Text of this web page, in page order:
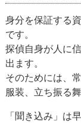
身分を保証する
です。
探偵自身が人に
出ます。
そのためには、
服装、立ち振る
「聞き込み」は